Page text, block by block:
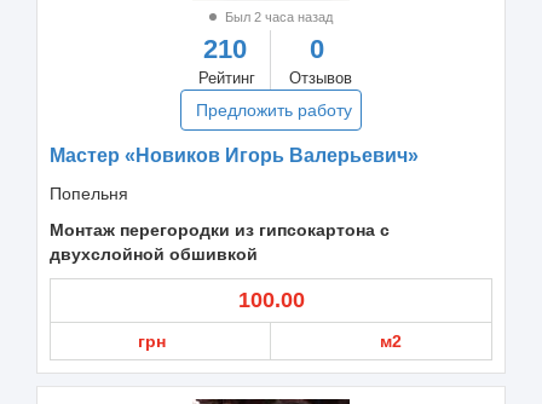
Был 2 часа назад
210
Рейтинг
0
Отзывов
Предложить работу
Мастер «Новиков Игорь Валерьевич»
Попельня
Монтаж перегородки из гипсокартона с
двухслойной обшивкой
100.00
грн м2